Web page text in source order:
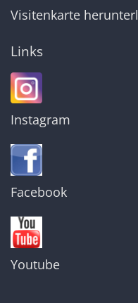
Visitenkarte
Links
Instagram
Facebook
Youtube